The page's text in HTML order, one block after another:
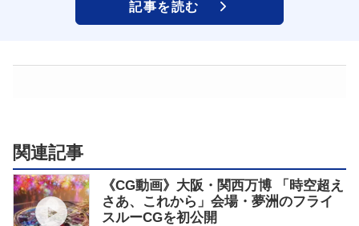
記事を読む
関連記事
《CG動画》大阪・関西万博 「時空超え
さあ、これから」会場・夢洲のフライ
スルーCGを初公開